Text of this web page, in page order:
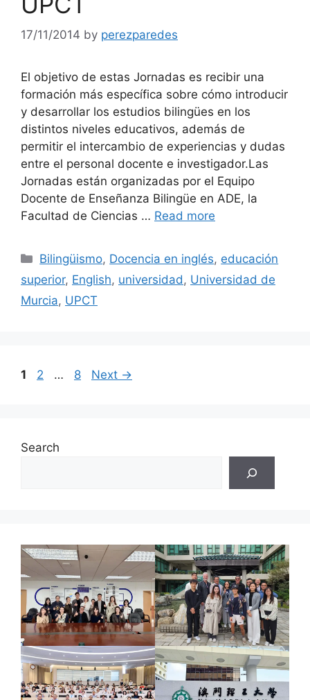
17/11/2014 by perezparedes
El objetivo de estas Jornadas es recibir una
formación más específica sobre cómo introducir
y desarrollar los estudios bilingües en los
distintos niveles educativos, además de
permitir el intercambio de experiencias y dudas
entre el personal docente e investigador.Las
Jornadas están organizadas por el Equipo
Docente de Enseñanza Bilingüe en ADE, la
Facultad de Ciencias … Read more
Categories
Bilingüismo, Docencia en inglés, educación
superior, English, universidad, Universidad de
Murcia, UPCT
Page
1 Page
2 … Page
8 Next →
Search